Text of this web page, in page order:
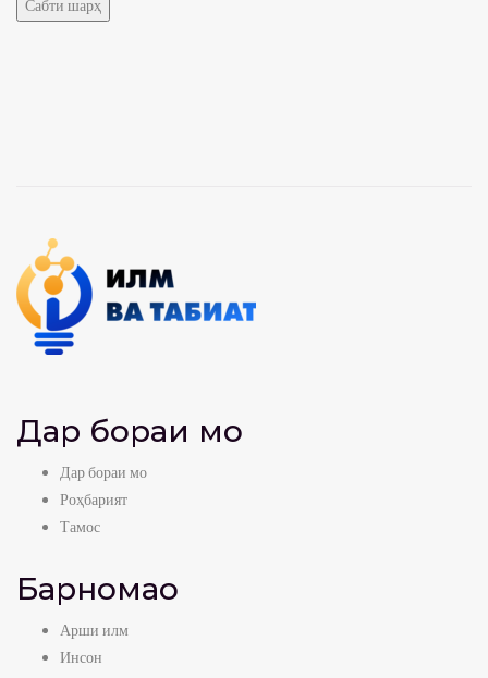
Дар бораи мо
Дар бораи мо
Роҳбарият
Тамос
Барномаҳо
Арши илм
Инсон